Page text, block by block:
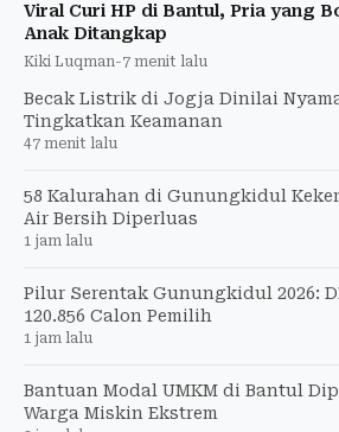
Viral Curi HP di Bantul, Pria yang
Anak Ditangkap
Kiki Luqman-7 menit lalu
Becak Listrik di Jogja Dinilai
Tingkatkan Keamanan
47 menit lalu
58 Kalurahan di Gunungkidul
Air Bersih Diperluas
1 jam lalu
Pilur Serentak Gunungkidul 2026:
120.856 Calon Pemilih
1 jam lalu
Bantuan Modal UMKM di Bantul
Warga Miskin Ekstrem